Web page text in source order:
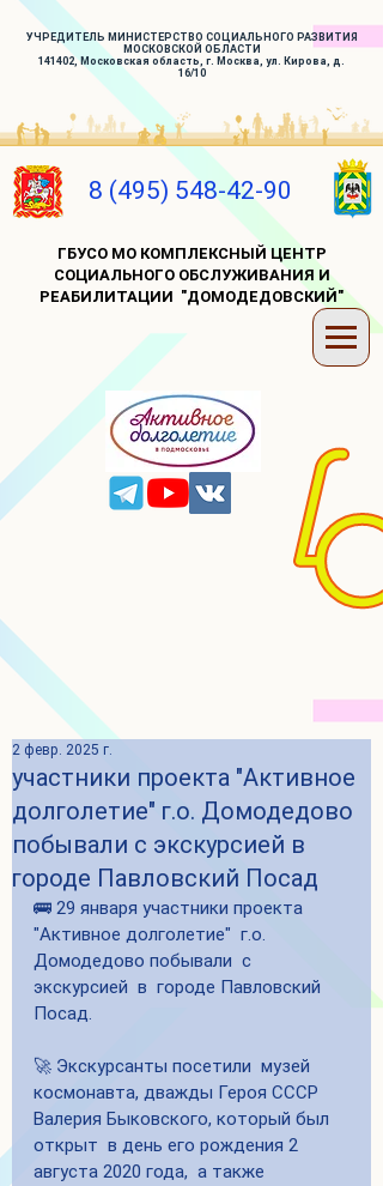
УЧРЕДИТЕЛЬ МИНИСТЕРСТВО СОЦИАЛЬНОГО РАЗВИТИЯ
МОСКОВСКОЙ ОБЛАСТИ
141402, Московская область, г. Москва, ул. Кирова, д.
16/10
8 (495) 548-42-90
ГБУСО МО КОМПЛЕКСНЫЙ ЦЕНТР
СОЦИАЛЬНОГО ОБСЛУЖИВАНИЯ И
РЕАБИЛИТАЦИИ "ДОМОДЕДОВСКИЙ"
участники проекта "Активное
долголетие" г.о. Домодедово
побывали с экскурсией в
городе Павловский Посад
2 февр. 2025 г.
🚌 29 января участники проекта
"Активное долголетие"  г.о.
Домодедово побывали  с
экскурсией  в  городе Павловский
Посад.
🚀 Экскурсанты посетили  музей
космонавта, дважды Героя СССР
Валерия Быковского, который был
открыт  в день его рождения 2
августа 2020 года,  а также